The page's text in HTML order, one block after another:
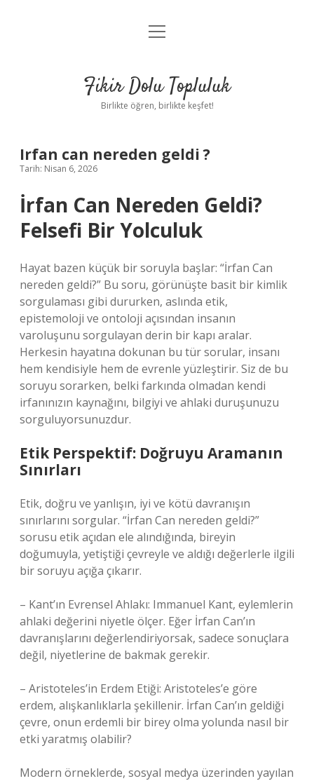
Anasayfa
Yasal Uyarı
menüyü
Fikir Dolu Topluluk
Birlikte öğren, birlikte keşfet!
Irfan can nereden geldi ?
Tarih: Nisan 6, 2026
İrfan Can Nereden Geldi?
Felsefi Bir Yolculuk
Hayat bazen küçük bir soruyla başlar: “İrfan Can
nereden geldi?” Bu soru, görünüşte basit bir kimlik
sorgulaması gibi dururken, aslında etik,
epistemoloji ve ontoloji açısından insanın
varoluşunu sorgulayan derin bir kapı aralar.
Herkesin hayatına dokunan bu tür sorular, insanı
hem kendisiyle hem de evrenle yüzleştirir. Siz de bu
soruyu sorarken, belki farkında olmadan kendi
irfanınızın kaynağını, bilgiyi ve ahlaki duruşunuzu
sorguluyorsunuzdur.
Etik Perspektif: Doğruyu Aramanın
Sınırları
Etik, doğru ve yanlışın, iyi ve kötü davranışın
sınırlarını sorgular. “İrfan Can nereden geldi?”
sorusu etik açıdan ele alındığında, bireyin
doğumuyla, yetiştiği çevreyle ve aldığı değerlerle ilgili
bir soruyu açığa çıkarır.
– Kant’ın Evrensel Ahlakı: Immanuel Kant, eylemlerin
ahlaki değerini niyetle ölçer. Eğer İrfan Can’ın
davranışlarını değerlendiriyorsak, sadece sonuçlara
değil, niyetlerine de bakmak gerekir.
– Aristoteles’in Erdem Etiği: Aristoteles’e göre
erdem, alışkanlıklarla şekillenir. İrfan Can’ın geldiği
çevre, onun erdemli bir birey olma yolunda nasıl bir
etki yaratmış olabilir?
Modern örneklerde, sosyal medya üzerinden yayılan